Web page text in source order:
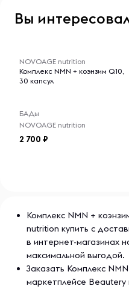
Вы
NOVOAGE nutrition
Комплекс NMN + коэнзим Q10,
30 капсул
БАДы
NOVOAGE nutrition
2 700
Комплекс NMN +
nutrition купить с
в интернет-магазинах
максимальной выгодой.
Заказать Комплекс
маркетплейсе